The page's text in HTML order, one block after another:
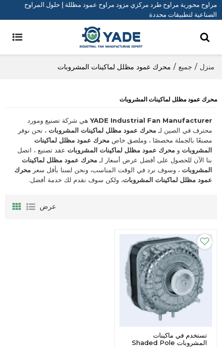
مراوح محورية مراوح طرد مركزي مزود مراوح عمود مظللة | حلول المراوح
الصناعية لتطبيقات محددة
منزل / جميع / محرك عمود مظلل لماكينات المشروبات
محرك عمود مظلل لماكينات المشروبات
YADE Industrial Fan Manufacturerهي شركة تصنيع ومورد
محترف في الصين لـ محرك عمود مظلل لماكينات المشروبات ، نحن نوفر
مصنعًا بالجملة مخصصًا ، وملصق خاص محرك عمود مظلل لماكينات
المشروبات و محرك عمود مظلل لماكينات المشروبات عقد تصنيع ، اتصل
بنا الآن للحصول على أفضل عرض أسعار لـ محرك عمود مظلل لماكينات
المشروبات ، وسوف نرد في الوقت المناسب، ونحن لسنا بأقل سعر محرك
عمود مظلل لماكينات المشروبات، ولكن سوف نقدم لك خدمة أفضل.
عرض
تستخدم في ماكينات
المشروبات Shaded Pole